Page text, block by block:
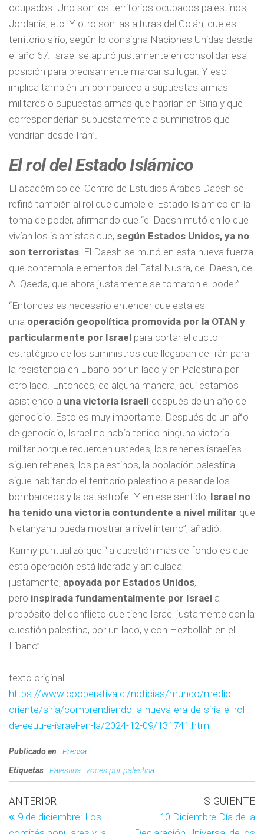
ocupados. Uno son los territorios ocupados palestinos,
Jordania, etc. Y otro son las alturas del Golán, que es
territorio sirio, según lo consigna Naciones Unidas desde
el año 67. Israel se apuró justamente en consolidar esa
posición para precisamente marcar su lugar. Y eso
implica también un bombardeo a supuestas armas
militares o supuestas armas que habrían en Siria y que
corresponderían supuestamente a suministros que
vendrían desde Irán”.
El rol del Estado Islámico
El académico del Centro de Estudios Árabes Daesh se
refirió también al rol que cumple el Estado Islámico en la
toma de poder, afirmando que “el Daesh mutó en lo que
vivían los islamistas que, según Estados Unidos, ya no
son terroristas. El Daesh se mutó en esta nueva fuerza
que contempla elementos del Fatal Nusra, del Daesh, de
Al-Qaeda, que ahora justamente se tomaron el poder”.
“Entonces es necesario entender que esta es
una operación geopolítica promovida por la OTAN y
particularmente por Israel para cortar el ducto
estratégico de los suministros que llegaban de Irán para
la resistencia en Libano por un lado y en Palestina por
otro lado. Entonces, de alguna manera, aquí estamos
asistiendo a una victoria israelí después de un año de
genocidio. Esto es muy importante. Después de un año
de genocidio, Israel no había tenido ninguna victoria
militar porque recuerden ustedes, los rehenes israelíes
siguen rehenes, los palestinos, la población palestina
sigue habitando el territorio palestino a pesar de los
bombardeos y la catástrofe. Y en ese sentido, Israel no
ha tenido una victoria contundente a nivel militar que
Netanyahu pueda mostrar a nivel interno”, añadió.
Karmy puntualizó que “la cuestión más de fondo es que
esta operación está liderada y articulada
justamente, apoyada por Estados Unidos,
pero inspirada fundamentalmente por Israel a
propósito del conflicto que tiene Israel justamente con la
cuestión palestina, por un lado, y con Hezbollah en el
Líbano”.
texto original
https://www.cooperativa.cl/noticias/mundo/medio-
oriente/siria/comprendiendo-la-nueva-era-de-siria-el-rol-
de-eeuu-e-israel-en-la/2024-12-09/131741.html
Publicado en
Prensa
Etiquetas
Palestina voces por palestina
ANTERIOR
9 de diciembre: Los
SIGUIENTE
10 Diciembre Día de la